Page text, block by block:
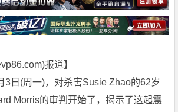
)报道】
3日(周一)，对杀害Susie Zhao的62岁
Morris的审判开始了，揭示了这起震